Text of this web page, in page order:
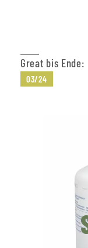
Great bis Ende:
03/24